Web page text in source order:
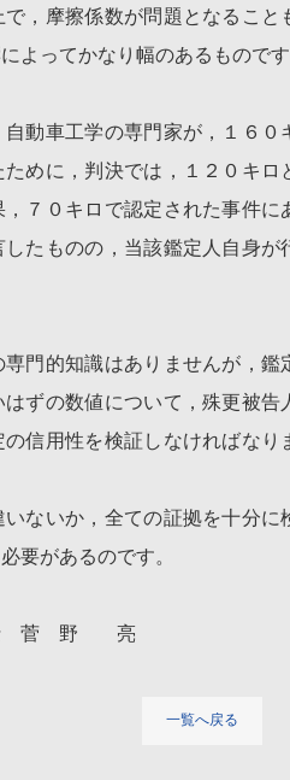
，摩擦係数が問題となること
よってかなり幅のあるもので
動車工学の専門家が，１６０
めに，判決では，１２０キ
７０キロで認定された事件
たものの，当該鑑定人自身
門的知識はありませんが，鑑
ずの数値について，殊更被
信用性を検証しなければな
ないか，全ての証拠を十分に
要があるのです。
士 菅 野 亮
一覧へ戻る